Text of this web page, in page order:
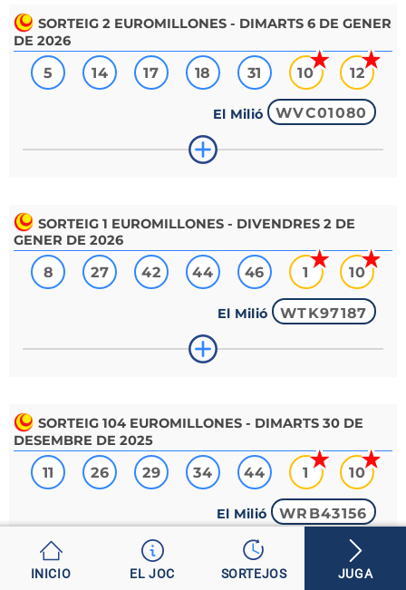
SORTEIG 2 EUROMILLONES - DIMARTS 6 DE GENER
DE 2026
5 14 17 18 31 10 12
El Milió WVC01080
SORTEIG 1 EUROMILLONES - DIVENDRES 2 DE
GENER DE 2026
8 27 42 44 46 1 10
El Milió WTK97187
SORTEIG 104 EUROMILLONES - DIMARTS 30 DE
DESEMBRE DE 2025
11 26 29 34 44 1 10
El Milió WRB43156